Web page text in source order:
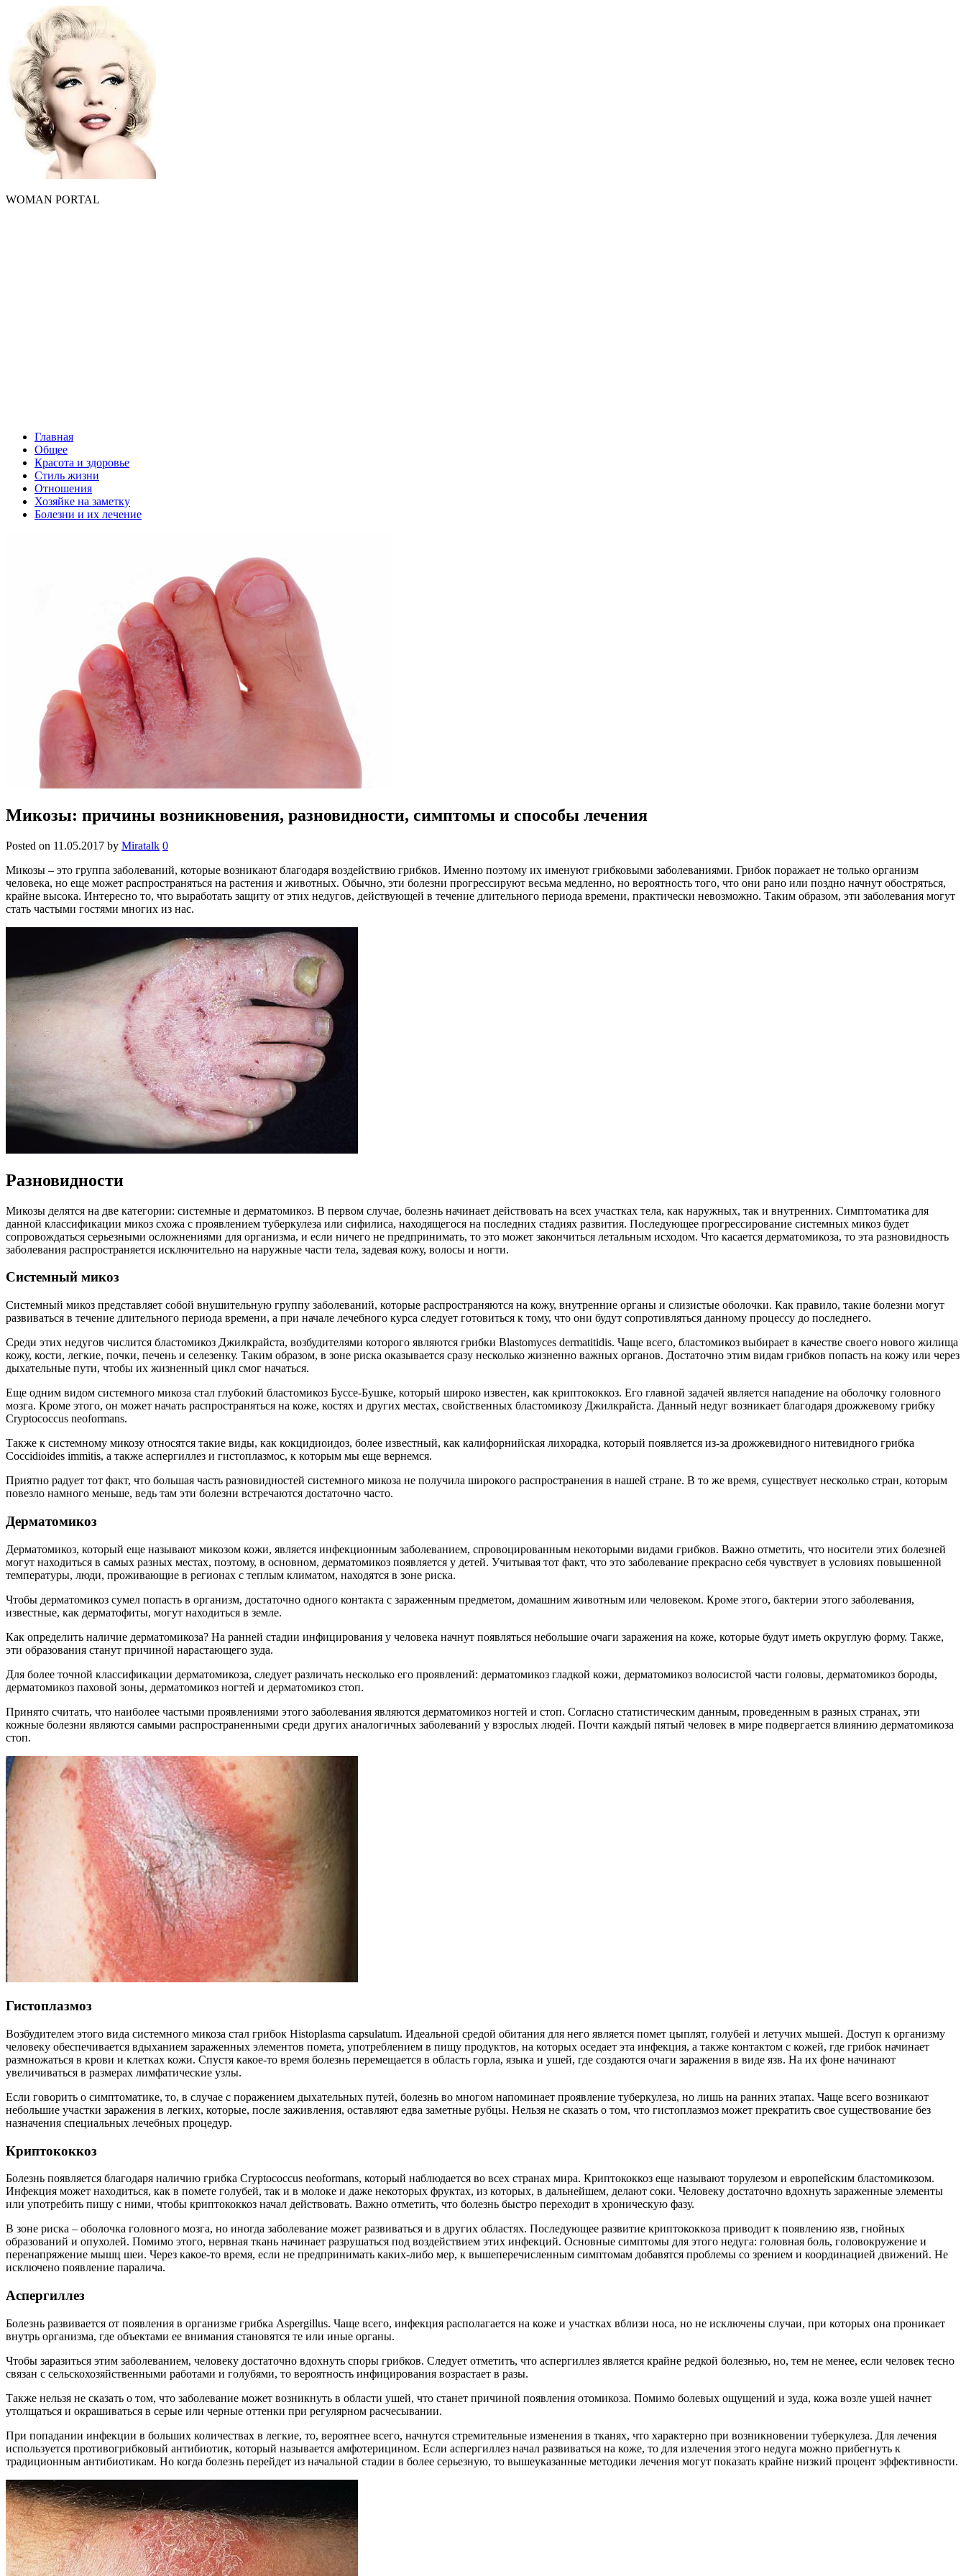
WOMAN PORTAL
Главная
Общее
Красота и здоровье
Стиль жизни
Отношения
Хозяйке на заметку
Болезни и их лечение
Микозы: причины возникновения, разновидности, симптомы и способы лечения
Posted on 11.05.2017 by Miratalk 0
Микозы – это группа заболеваний, которые возникают благодаря воздействию грибков. Именно поэтому их именуют грибковыми заболеваниями. Грибок поражает не только организм
человека, но еще может распространяться на растения и животных. Обычно, эти болезни прогрессируют весьма медленно, но вероятность того, что они рано или поздно начнут обостряться,
крайне высока. Интересно то, что выработать защиту от этих недугов, действующей в течение длительного периода времени, практически невозможно. Таким образом, эти заболевания могут
стать частыми гостями многих из нас.
Разновидности
Микозы делятся на две категории: системные и дерматомикоз. В первом случае, болезнь начинает действовать на всех участках тела, как наружных, так и внутренних. Симптоматика для
данной классификации микоз схожа с проявлением туберкулеза или сифилиса, находящегося на последних стадиях развития. Последующее прогрессирование системных микоз будет
сопровождаться серьезными осложнениями для организма, и если ничего не предпринимать, то это может закончиться летальным исходом. Что касается дерматомикоза, то эта разновидность
заболевания распространяется исключительно на наружные части тела, задевая кожу, волосы и ногти.
Системный микоз
Системный микоз представляет собой внушительную группу заболеваний, которые распространяются на кожу, внутренние органы и слизистые оболочки. Как правило, такие болезни могут
развиваться в течение длительного периода времени, а при начале лечебного курса следует готовиться к тому, что они будут сопротивляться данному процессу до последнего.
Среди этих недугов числится бластомикоз Джилкрайста, возбудителями которого являются грибки Blastomyces dermatitidis. Чаще всего, бластомикоз выбирает в качестве своего нового жилища
кожу, кости, легкие, почки, печень и селезенку. Таким образом, в зоне риска оказывается сразу несколько жизненно важных органов. Достаточно этим видам грибков попасть на кожу или через
дыхательные пути, чтобы их жизненный цикл смог начаться.
Еще одним видом системного микоза стал глубокий бластомикоз Буссе-Бушке, который широко известен, как криптококкоз. Его главной задачей является нападение на оболочку головного
мозга. Кроме этого, он может начать распространяться на коже, костях и других местах, свойственных бластомикозу Джилкрайста. Данный недуг возникает благодаря дрожжевому грибку
Cryptococcus neoformans.
Также к системному микозу относятся такие виды, как кокцидиоидоз, более известный, как калифорнийская лихорадка, который появляется из-за дрожжевидного нитевидного грибка
Coccidioides immitis, а также аспергиллез и гистоплазмос, к которым мы еще вернемся.
Приятно радует тот факт, что большая часть разновидностей системного микоза не получила широкого распространения в нашей стране. В то же время, существует несколько стран, которым
повезло намного меньше, ведь там эти болезни встречаются достаточно часто.
Дерматомикоз
Дерматомикоз, который еще называют микозом кожи, является инфекционным заболеванием, спровоцированным некоторыми видами грибков. Важно отметить, что носители этих болезней
могут находиться в самых разных местах, поэтому, в основном, дерматомикоз появляется у детей. Учитывая тот факт, что это заболевание прекрасно себя чувствует в условиях повышенной
температуры, люди, проживающие в регионах с теплым климатом, находятся в зоне риска.
Чтобы дерматомикоз сумел попасть в организм, достаточно одного контакта с зараженным предметом, домашним животным или человеком. Кроме этого, бактерии этого заболевания,
известные, как дерматофиты, могут находиться в земле.
Как определить наличие дерматомикоза? На ранней стадии инфицирования у человека начнут появляться небольшие очаги заражения на коже, которые будут иметь округлую форму. Также,
эти образования станут причиной нарастающего зуда.
Для более точной классификации дерматомикоза, следует различать несколько его проявлений: дерматомикоз гладкой кожи, дерматомикоз волосистой части головы, дерматомикоз бороды,
дерматомикоз паховой зоны, дерматомикоз ногтей и дерматомикоз стоп.
Принято считать, что наиболее частыми проявлениями этого заболевания являются дерматомикоз ногтей и стоп. Согласно статистическим данным, проведенным в разных странах, эти
кожные болезни являются самыми распространенными среди других аналогичных заболеваний у взрослых людей. Почти каждый пятый человек в мире подвергается влиянию дерматомикоза
стоп.
Гистоплазмоз
Возбудителем этого вида системного микоза стал грибок Histoplasma capsulatum. Идеальной средой обитания для него является помет цыплят, голубей и летучих мышей. Доступ к организму
человеку обеспечивается вдыханием зараженных элементов помета, употреблением в пищу продуктов, на которых оседает эта инфекция, а также контактом с кожей, где грибок начинает
размножаться в крови и клетках кожи. Спустя какое-то время болезнь перемещается в область горла, языка и ушей, где создаются очаги заражения в виде язв. На их фоне начинают
увеличиваться в размерах лимфатические узлы.
Если говорить о симптоматике, то, в случае с поражением дыхательных путей, болезнь во многом напоминает проявление туберкулеза, но лишь на ранних этапах. Чаще всего возникают
небольшие участки заражения в легких, которые, после заживления, оставляют едва заметные рубцы. Нельзя не сказать о том, что гистоплазмоз может прекратить свое существование без
назначения специальных лечебных процедур.
Криптококкоз
Болезнь появляется благодаря наличию грибка Cryptococcus neoformans, который наблюдается во всех странах мира. Криптококкоз еще называют торулезом и европейским бластомикозом.
Инфекция может находиться, как в помете голубей, так и в молоке и даже некоторых фруктах, из которых, в дальнейшем, делают соки. Человеку достаточно вдохнуть зараженные элементы
или употребить пишу с ними, чтобы криптококкоз начал действовать. Важно отметить, что болезнь быстро переходит в хроническую фазу.
В зоне риска – оболочка головного мозга, но иногда заболевание может развиваться и в других областях. Последующее развитие криптококкоза приводит к появлению язв, гнойных
образований и опухолей. Помимо этого, нервная ткань начинает разрушаться под воздействием этих инфекций. Основные симптомы для этого недуга: головная боль, головокружение и
перенапряжение мышц шеи. Через какое-то время, если не предпринимать каких-либо мер, к вышеперечисленным симптомам добавятся проблемы со зрением и координацией движений. Не
исключено появление паралича.
Аспергиллез
Болезнь развивается от появления в организме грибка Aspergillus. Чаще всего, инфекция располагается на коже и участках вблизи носа, но не исключены случаи, при которых она проникает
внутрь организма, где объектами ее внимания становятся те или иные органы.
Чтобы заразиться этим заболеванием, человеку достаточно вдохнуть споры грибков. Следует отметить, что аспергиллез является крайне редкой болезнью, но, тем не менее, если человек тесно
связан с сельскохозяйственными работами и голубями, то вероятность инфицирования возрастает в разы.
Также нельзя не сказать о том, что заболевание может возникнуть в области ушей, что станет причиной появления отомикоза. Помимо болевых ощущений и зуда, кожа возле ушей начнет
утолщаться и окрашиваться в серые или черные оттенки при регулярном расчесывании.
При попадании инфекции в больших количествах в легкие, то, вероятнее всего, начнутся стремительные изменения в тканях, что характерно при возникновении туберкулеза. Для лечения
используется противогрибковый антибиотик, который называется амфотерицином. Если аспергиллез начал развиваться на коже, то для излечения этого недуга можно прибегнуть к
традиционным антибиотикам. Но когда болезнь перейдет из начальной стадии в более серьезную, то вышеуказанные методики лечения могут показать крайне низкий процент эффективности.